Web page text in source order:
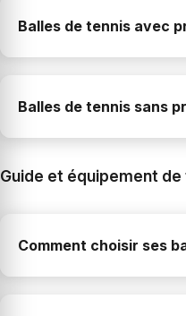
Balles de tennis avec
Balles de tennis sans
Guide et équipement de
Comment choisir ses